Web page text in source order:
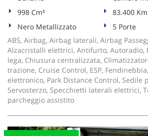
998 Cm³
83.400 Km
Nero Metallizzato
5 Porte
ABS, Airbag, Airbag laterali, Airbag
Alzacristalli elettrici, Antifurto, Autoradio,
lega, Chiusura centralizzata,
trazione, Cruise Control, ESP,
elettronico, Park Distance Control, Sedile
Servosterzo, Specchietti laterali elettrici,
parcheggio assistito